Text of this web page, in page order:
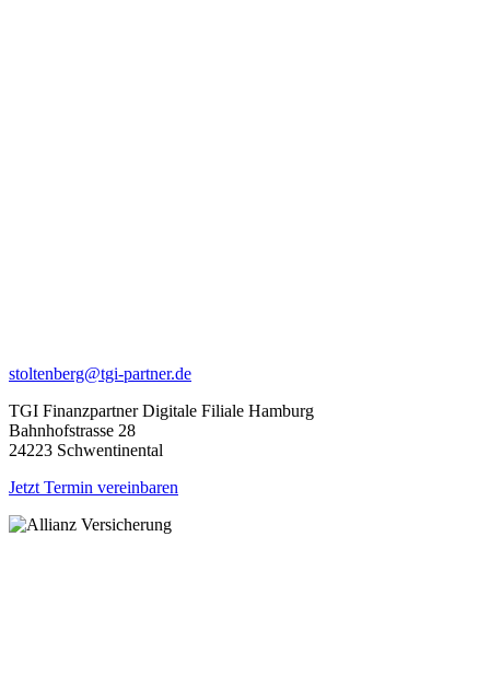
stoltenberg@tgi-partner.de
TGI Finanzpartner Digitale Filiale Hamburg
Bahnhofstrasse 28
24223 Schwentinental
Jetzt Termin vereinbaren